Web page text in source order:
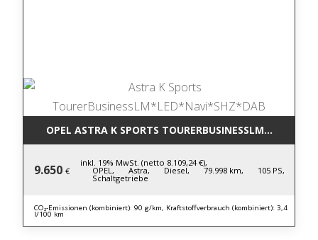
OPEL ASTRA K SPORTS
9.650 €
inkl. 19% MwSt. (netto 8.109,24 €),
OPEL, Astra, Diesel, 79.998 km, 105 PS,
Schaltgetriebe
CO₂-Emissionen (kombiniert): 90 g/km, Kraftstoffverbrauch (kombiniert): 3,4
l/100 km